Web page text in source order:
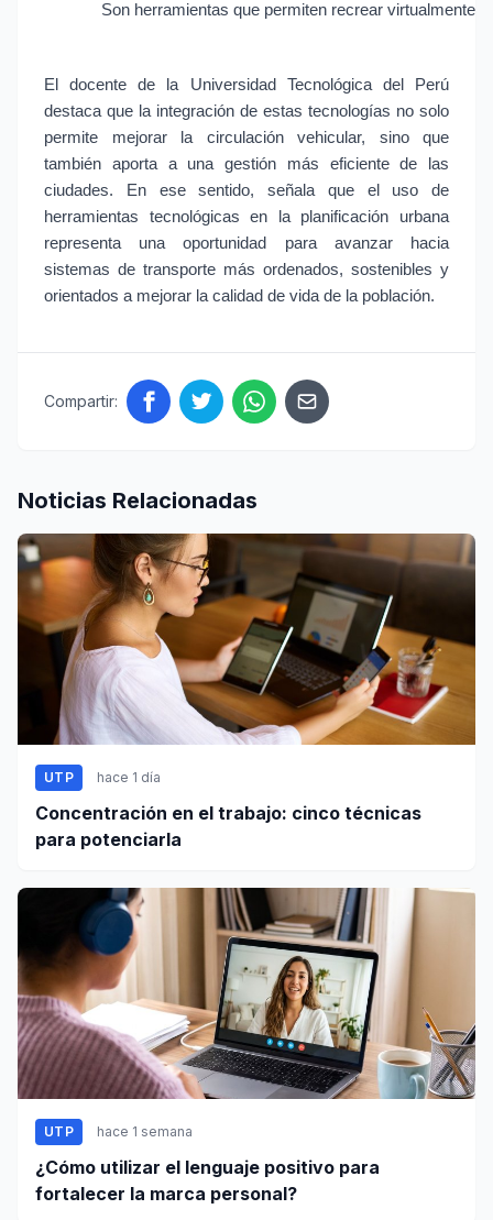
Son herramientas que permiten recrear virtualmente
El docente de la Universidad Tecnológica del Perú
destaca que la integración de estas tecnologías no solo
permite mejorar la circulación vehicular, sino que
también aporta a una gestión más eficiente de las
ciudades. En ese sentido, señala que el uso de
herramientas tecnológicas en la planificación urbana
representa una oportunidad para avanzar hacia
sistemas de transporte más ordenados, sostenibles y
orientados a mejorar la calidad de vida de la población.
Compartir:
Noticias Relacionadas
UTP hace 1 día
Concentración en el trabajo: cinco técnicas
para potenciarla
UTP hace 1 semana
¿Cómo utilizar el lenguaje positivo para
fortalecer la marca personal?